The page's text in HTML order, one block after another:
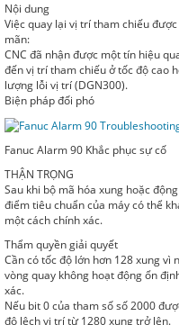
Nội dung
Việc quay lại vị trí tham chiếu
mãn:
CNC đã nhận được một tín hiệu
đến vị trí tham chiếu ở tốc độ cao
lượng lỗi vị trí (DGN300).
Biện pháp đối phó
Fanuc Alarm 90 Khắc phục sự cố
THẬN TRỌNG
Sau khi bộ mã hóa xung hoặc
điểm tiêu chuẩn của máy có thể
một cách chính xác.
Thẩm quyền giải quyết
Cần có tốc độ lớn hơn 128 xung vì
vòng quay không hoạt động ổn
xác.
Nếu bit 0 của tham số số 2000
độ lệch vị trí từ 1280 xung trở lên.